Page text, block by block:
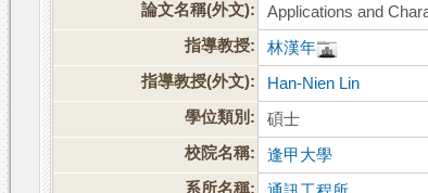
論文名稱(外文):
Applications and
指導教授:
林漢年
指導教授(外文):
Han-Nien Lin
學位類別:
碩士
校院名稱:
逢甲大學
系所名稱: